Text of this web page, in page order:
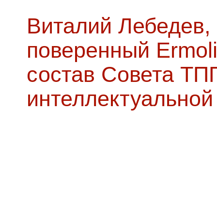
Виталий Лебедев,
поверенный
состав Совета